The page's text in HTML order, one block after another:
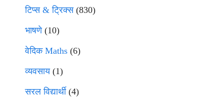
टिप्स & ट्रिक्स(830)
भाषणे(10)
वेदिक Maths (6)
व्यवसाय(1)
सरल विद्यार्थी(4)